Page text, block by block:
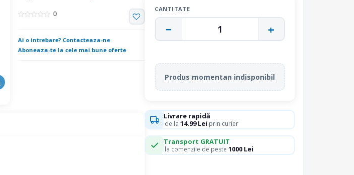
0
Ai o intrebare? Contacteaza-ne
Aboneaza-te la cele mai bune oferte
CANTITATE
− 1 +
Produs momentan indisponibil
Livrare rapidă
de la 14.99 Lei prin curier
Transport GRATUIT
la comenzile de peste 1000 Lei